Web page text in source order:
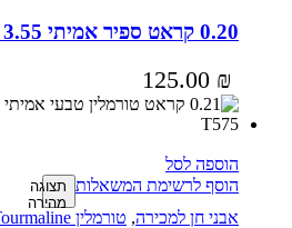
0.20 קראט ספיר אמיתי 3.55 ממ כחול כהה
125.00 ₪
הוספה לסל
הוסף לרשימת המשאלות תצוגה
מהירה
אבני חן למכירה, טורמלין Tourmaline